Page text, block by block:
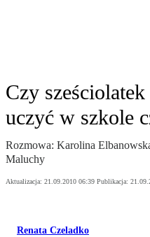
Czy
uczyć w szkole
Rozmowa: Karolina
Maluchy
Aktualizacja: 21.09.2010 06:39 Publikacja:
Renata Czeladko